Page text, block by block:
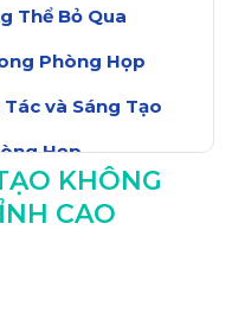
Thể Bỏ Qua
Phòng Họp
và Sáng Tạo
Họp
Mỗi Cuộc Họp
KHÔNG
CAO